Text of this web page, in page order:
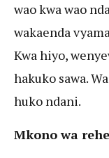
wao kwa wao
wakaenda
Kwa hiyo,
hakuko sawa.
huko ndani.
Mkono wa